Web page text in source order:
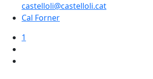
castelloli@castelloli.cat
Cal Forner
1